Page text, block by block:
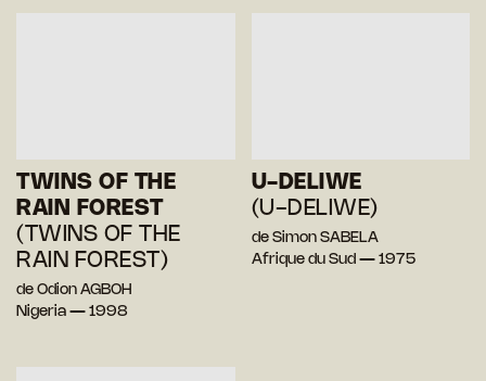
TWINS OF THE
RAIN FOREST
(TWINS OF THE
RAIN FOREST)
de Odion AGBOH
Nigeria — 1998
U-DELIWE
(U-DELIWE)
de Simon SABELA
Afrique du Sud — 1975